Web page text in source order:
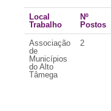
Local
Trabalho
Nº
Postos
Associação
de
Municípios
do Alto
Tâmega
2